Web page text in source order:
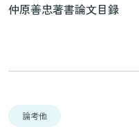
仲原善忠著書論文目録
論考他